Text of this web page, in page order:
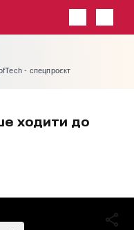
- спецпроєкт
ходити до